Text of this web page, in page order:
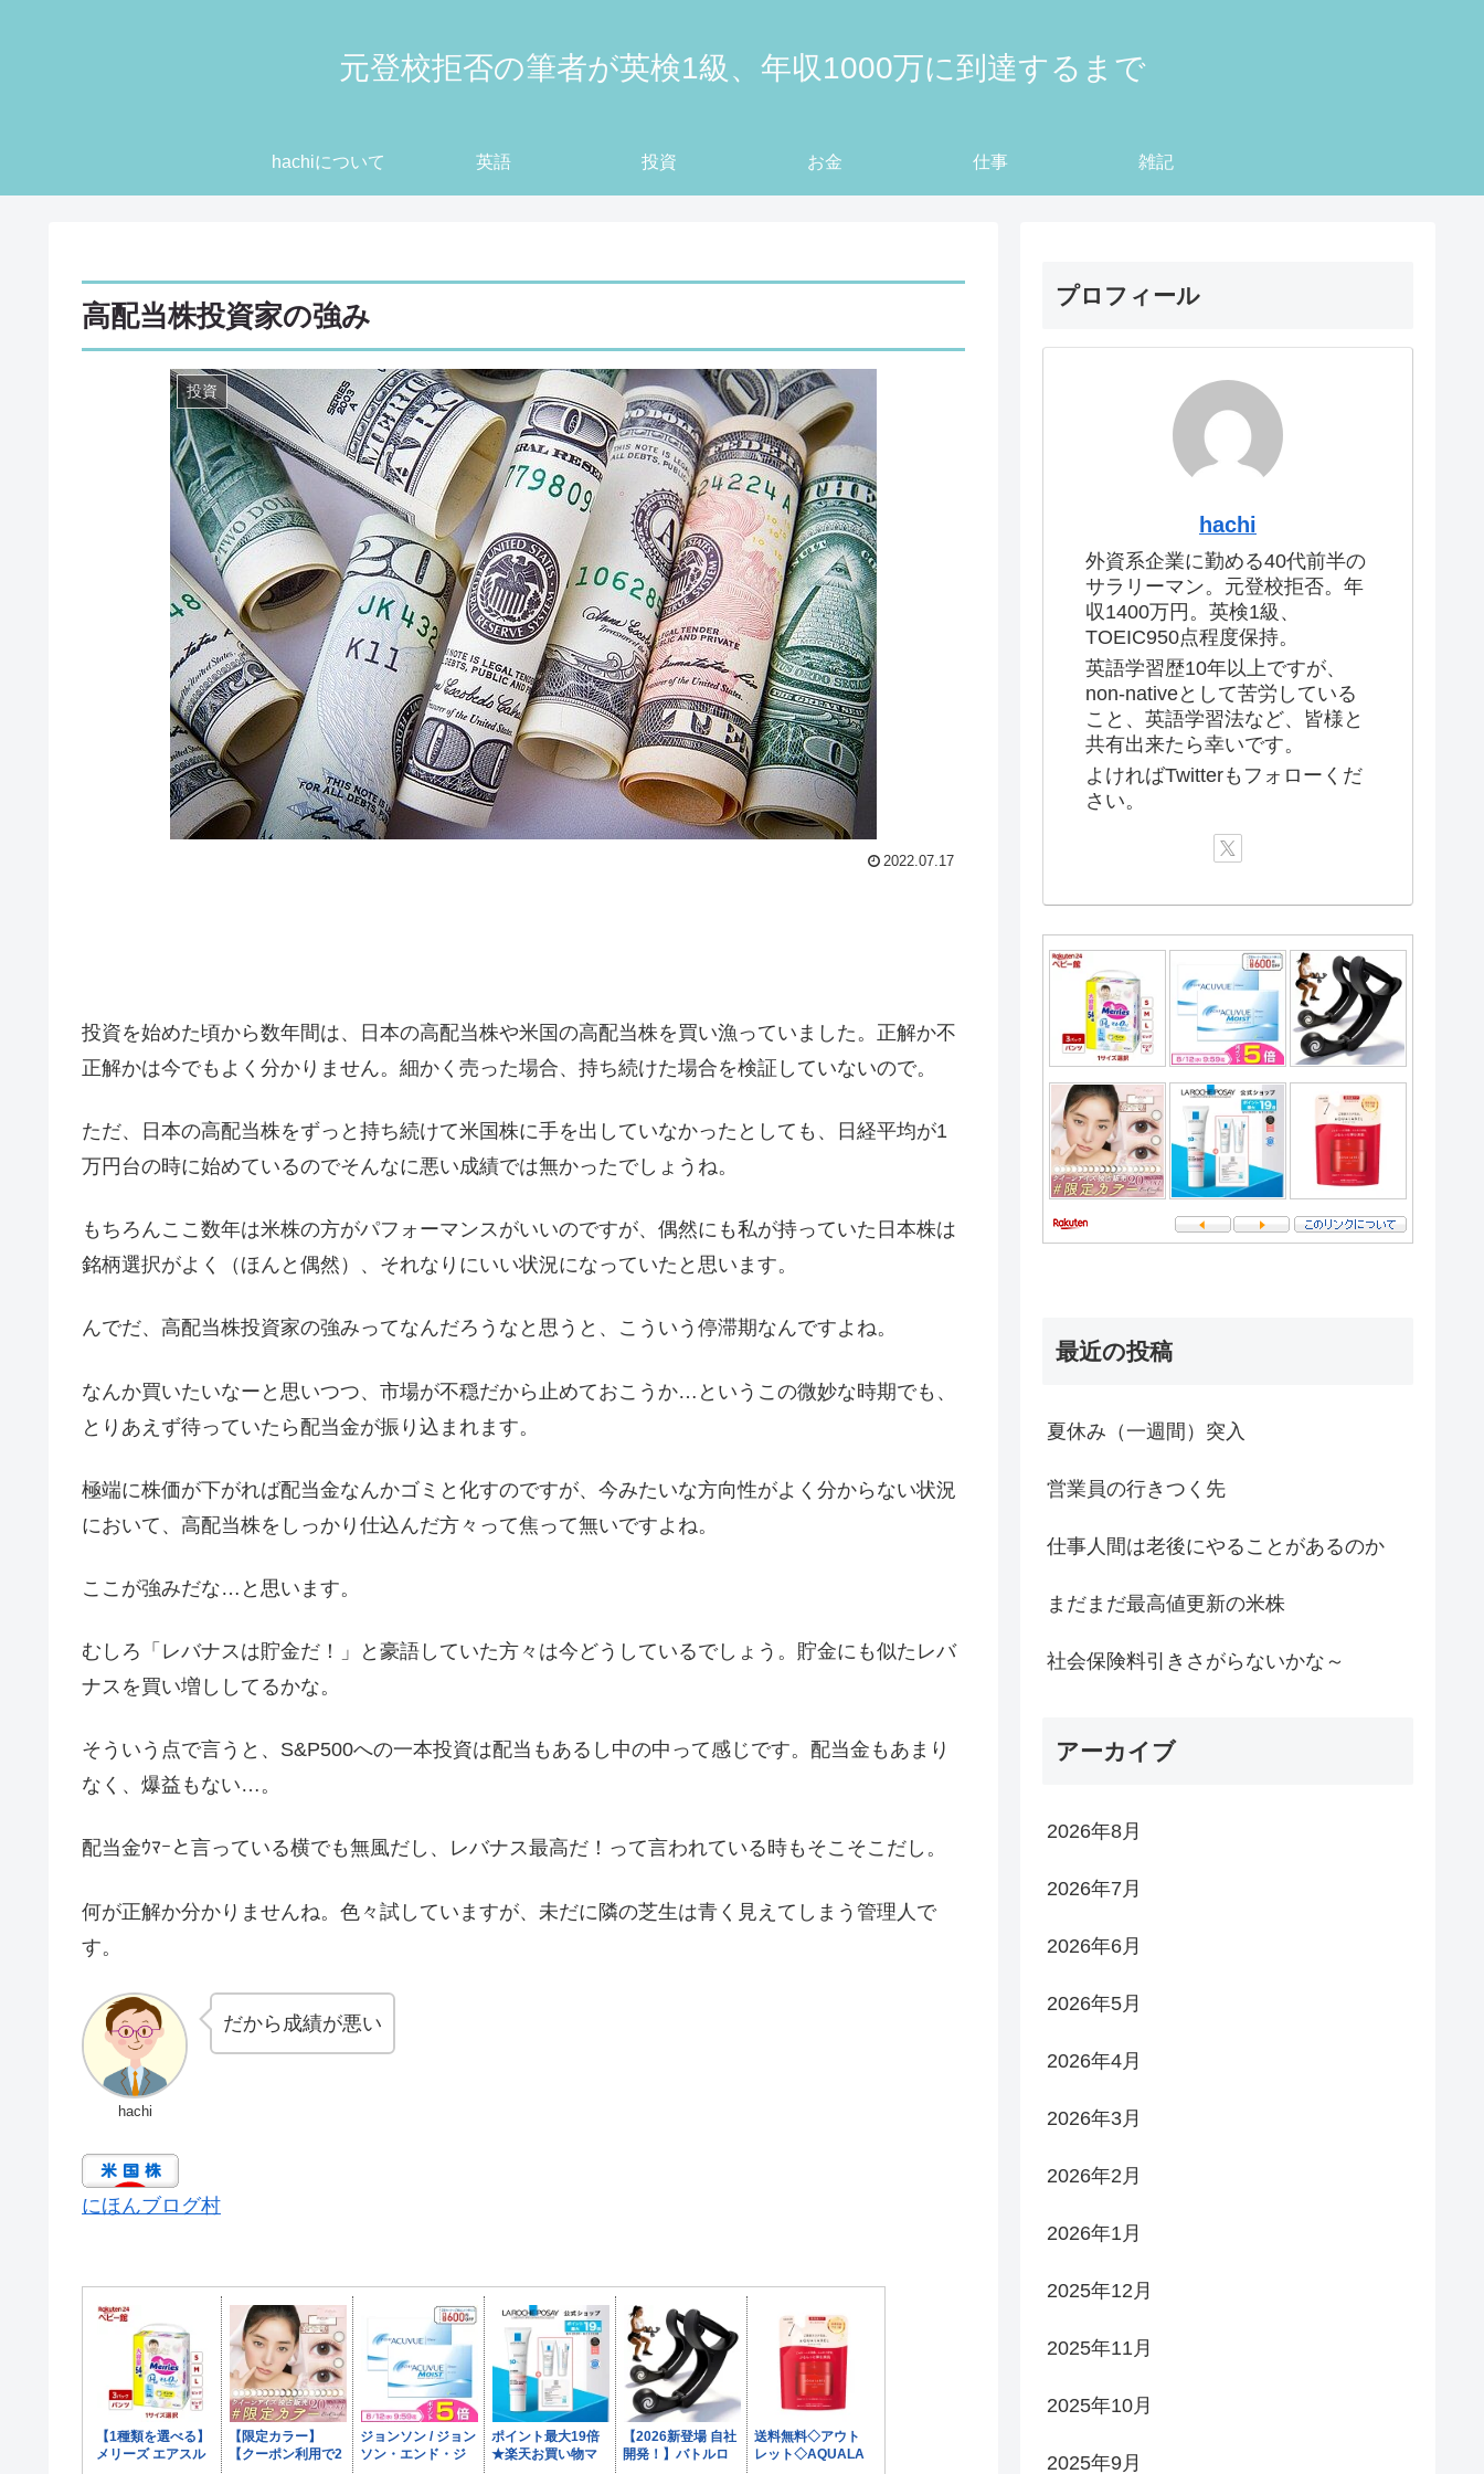
元登校拒否の筆者が英検1級、年収1000万に到達するまで
hachiについて 英語 投資 お金 仕事 雑記
高配当株投資家の強み
投資
2022.07.17
投資を始めた頃から数年間は、日本の高配当株や米国の高配当株を買い漁っていました。正解か不
正解かは今でもよく分かりません。細かく売った場合、持ち続けた場合を検証していないので。
ただ、日本の高配当株をずっと持ち続けて米国株に手を出していなかったとしても、日経平均が1
万円台の時に始めているのでそんなに悪い成績では無かったでしょうね。
もちろんここ数年は米株の方がパフォーマンスがいいのですが、偶然にも私が持っていた日本株は
銘柄選択がよく（ほんと偶然）、それなりにいい状況になっていたと思います。
んでだ、高配当株投資家の強みってなんだろうなと思うと、こういう停滞期なんですよね。
なんか買いたいなーと思いつつ、市場が不穏だから止めておこうか…というこの微妙な時期でも、
とりあえず待っていたら配当金が振り込まれます。
極端に株価が下がれば配当金なんかゴミと化すのですが、今みたいな方向性がよく分からない状況
において、高配当株をしっかり仕込んだ方々って焦って無いですよね。
ここが強みだな…と思います。
むしろ「レバナスは貯金だ！」と豪語していた方々は今どうしているでしょう。貯金にも似たレバ
ナスを買い増ししてるかな。
そういう点で言うと、S&P500への一本投資は配当もあるし中の中って感じです。配当金もあまり
なく、爆益もない…。
配当金ｳﾏｰと言っている横でも無風だし、レバナス最高だ！って言われている時もそこそこだし。
何が正解か分かりませんね。色々試していますが、未だに隣の芝生は青く見えてしまう管理人で
す。
hachi
だから成績が悪い
にほんブログ村
プロフィール
hachi
外資系企業に勤める40代前半の
サラリーマン。元登校拒否。年
収1400万円。英検1級、
TOEIC950点程度保持。
英語学習歴10年以上ですが、
non-nativeとして苦労している
こと、英語学習法など、皆様と
共有出来たら幸いです。
よければTwitterもフォローくだ
さい。
最近の投稿
夏休み（一週間）突入
営業員の行きつく先
仕事人間は老後にやることがあるのか
まだまだ最高値更新の米株
社会保険料引きさがらないかな～
アーカイブ
2026年8月
2026年7月
2026年6月
2026年5月
2026年4月
2026年3月
2026年2月
2026年1月
2025年12月
2025年11月
2025年10月
2025年9月